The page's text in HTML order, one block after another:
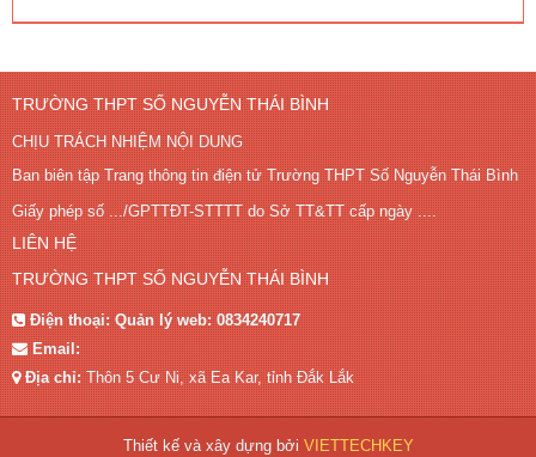
TRƯỜNG THPT SỐ NGUYỄN THÁI BÌNH
CHỊU TRÁCH NHIỆM NỘI DUNG
Ban biên tập Trang thông tin điện tử Trường THPT Số Nguyễn Thái Bình
Giấy phép số .../GPTTĐT-STTTT do Sở TT&TT cấp ngày ....
LIÊN HỆ
TRƯỜNG THPT SỐ NGUYỄN THÁI BÌNH
Điện thoại:Quản lý web: 0834240717
Email:
Địa chỉ:Thôn 5 Cư Ni, xã Ea Kar, tỉnh Đắk Lắk
Thiết kế và xây dựng bởi VIETTECHKEY